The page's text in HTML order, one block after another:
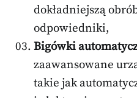
dokładniejszą
odpowiedniki,
Bigówki
zaawansowane
takie jak